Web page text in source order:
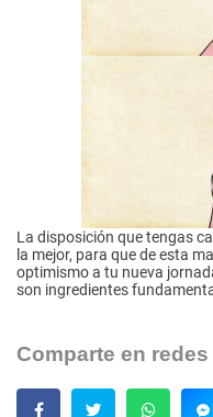
La disposición que tengas
la mejor, para que de esta
optimismo a tu nueva
son ingredientes
Comparte en